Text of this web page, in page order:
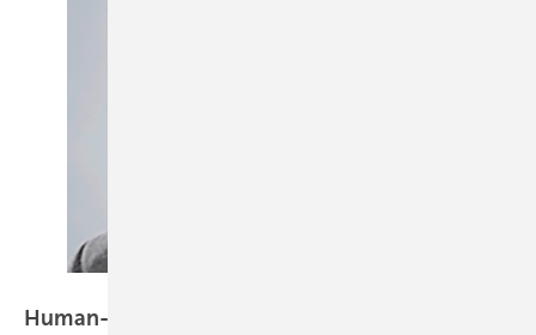
Human-Biomonitoring